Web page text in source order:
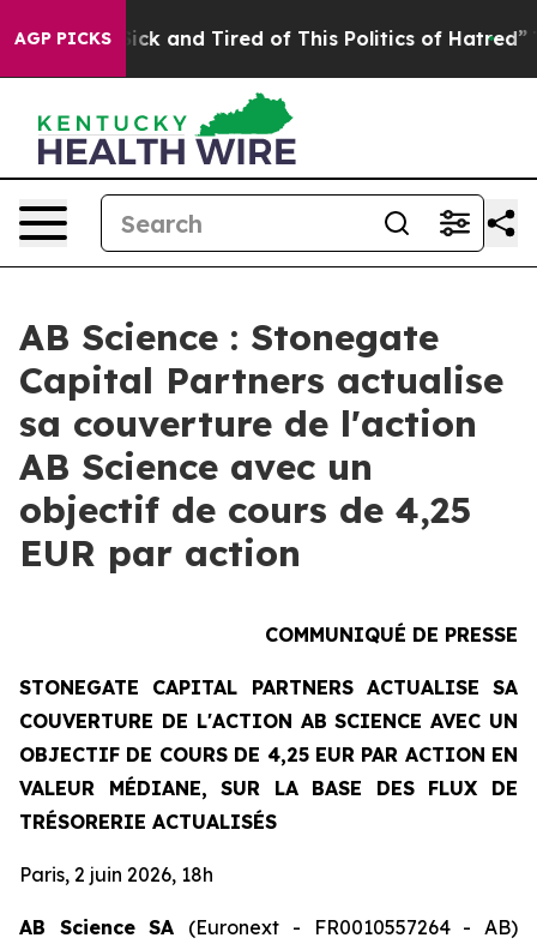
AGP PICKS
Are Sick and Tired of This Politics of Hatred” The
AB Science : Stonegate
Capital Partners actualise
sa couverture de l'action
AB Science avec un
objectif de cours de 4,25
EUR par action
COMMUNIQUÉ DE PRESSE
STONEGATE CAPITAL PARTNERS ACTUALISE SA
COUVERTURE DE L'ACTION AB SCIENCE AVEC UN
OBJECTIF DE COURS DE 4,25 EUR PAR ACTION EN
VALEUR MÉDIANE, SUR LA BASE DES FLUX DE
TRÉSORERIE ACTUALISÉS
Paris, 2 juin 2026, 18h
AB Science SA (Euronext - FR0010557264 - AB)